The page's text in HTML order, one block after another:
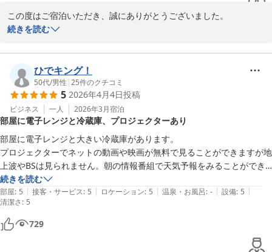
この度はご宿泊いただき、誠にありがとうございました。
また、お忙しい中ご感想をお寄せいただき重ねて御礼申し上げま
お部屋の電子レンジや大きめの冷蔵庫など、客室設備についてご満
足いただけたようで大変嬉しく思います。客室内で気兼ねなくご利
用いただけるよう設置しておりますので、長期滞在の際にも便利に
お使いいただければ幸いです。
また、コンテナタイプの構造により隣室や上下階の騒音を気にせず
お過ごしいただけたとのこと、快適にお休みいただけたようで安心
いたしました。周辺にはラーメン店やカレー店、焼肉店など飲食店
もございますので、お食事にも便利な立地となっております。
「次回も泊まりたい」とのお言葉はスタッフ一同にとって何よりの
励みでございます。
今後も快適にお過ごしいただけるホテルづくりに努めてまいります
続きを読む
ひでキング！
50代/男性 |25件のクチコミ
5 2026年4月4日投稿
ビジネス 一人 2026年3月宿泊
部屋に電子レンジと冷蔵庫、プロジェクターあり
部屋に電子レンジと大きい冷蔵庫があります。
プロジェクターでネットの動画や映画が無料で見ることができますが地
上波やBSは見られません。朝の情報番組で天気予報をみることができ
なくて残念でした。湯船は無く、シャワールームです。
続きを読む
部屋: 5 | 接客・サービス: 5 | ロケーション: 5 | 温泉・お風呂: - | 設備: 5 |
清潔さ: 5
729